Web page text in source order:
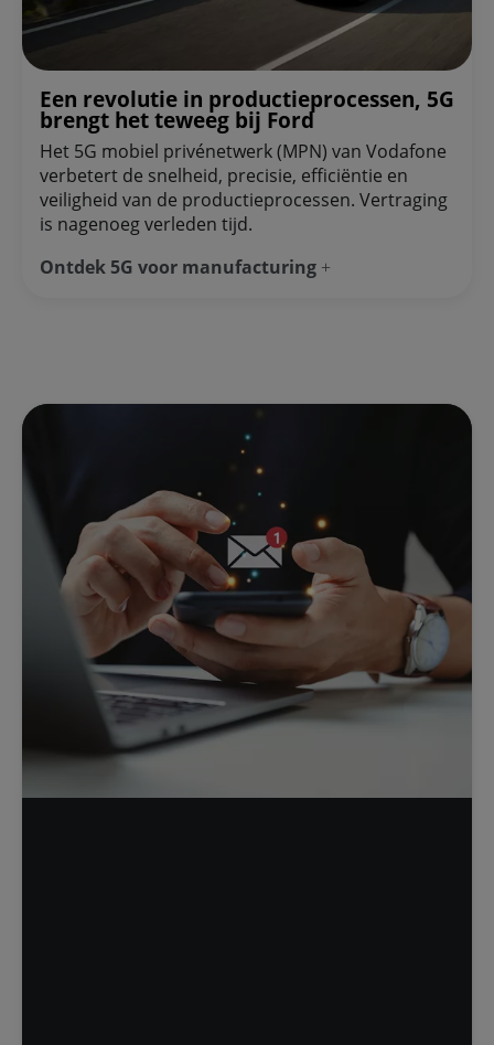
Een revolutie in productieprocessen, 5G
brengt het teweeg bij Ford
Het 5G mobiel privénetwerk (MPN) van Vodafone
verbetert de snelheid, precisie, efficiëntie en
veiligheid van de productieprocessen. Vertraging
is nagenoeg verleden tijd.
Ontdek 5G voor manufacturing